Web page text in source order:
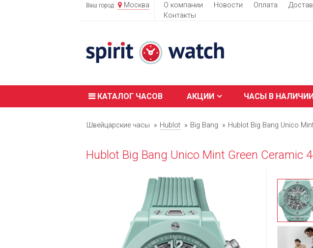
Ваш город: Москва О компании Новости Оплата
Контакты
КАТАЛОГ ЧАСОВ АКЦИИ ЧАСЫ В
Швейцарские часы Hublot Big Bang Hublot Big Bang Unico
Hublot Big Bang Unico Mint Green Ceramic